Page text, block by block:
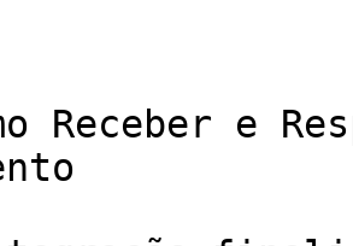
Receber e